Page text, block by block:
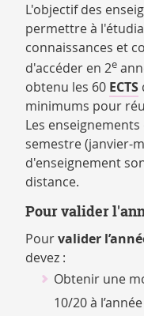
L'objectif des
permettre à
connaissances et
d'accéder en 2e
obtenu les 60 ECTS
minimums pour
Les
semestre (janvier-
d'enseignement
distance.
Pour valider
Pourvalider
devez :
Obtenir une
10/20 à